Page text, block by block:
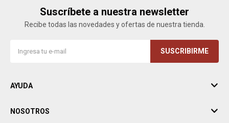
Suscríbete a nuestra newsletter
Recibe todas las novedades y ofertas de nuestra tienda.
SUSCRIBIRME
AYUDA
NOSOTROS